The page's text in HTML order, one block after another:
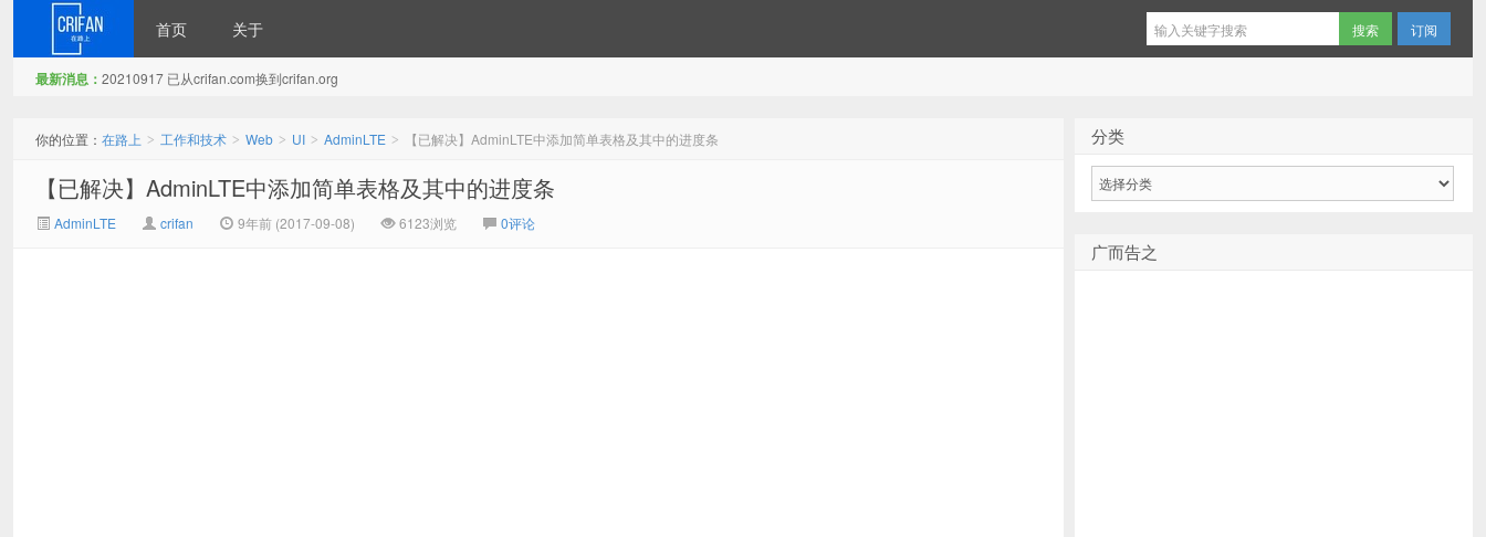
首页 关于 订阅
最新消息： 20210917 已从crifan.com换到crifan.org
你的位置： 在路上 > 工作和技术 > Web > UI > AdminLTE > 【已解决】AdminLTE中添加简单表格及其中的进度条
【已解决】AdminLTE中添加简单表格及其中的进度条
AdminLTE crifan 9年前 (2017-09-08) 6123浏览 0评论
分类
广而告之